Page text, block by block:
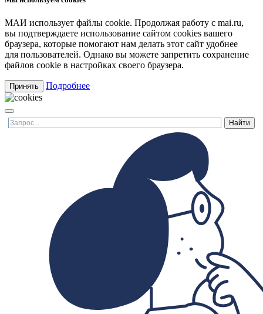
МАИ использует файлы cookie. Продолжая работу с mai.ru,
вы подтверждаете использование сайтом cookies вашего
браузера, которые помогают нам делать этот сайт удобнее
для пользователей. Однако вы можете запретить сохранение
файлов cookie в настройках своего браузера.
Принять Подробнее